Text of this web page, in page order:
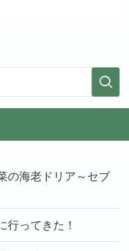
の海老ドリア～セブ
行ってきた！